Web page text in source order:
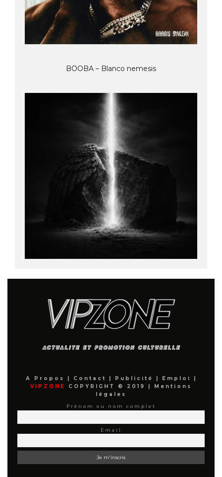
BOOBA – Blanco nemesis
A Propos Contact Publicité Emploi
VIPZONE
COPYRIGHT © 2019 |
Mentions
légales
Prénom ou nom complet
Email